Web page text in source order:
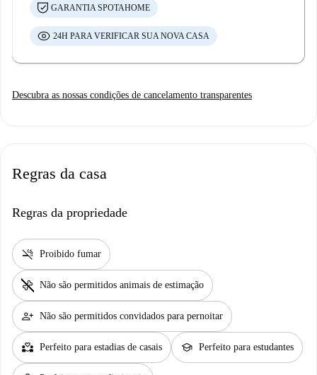
GARANTIA SPOTAHOME
24H PARA VERIFICAR SUA NOVA CASA
Descubra as nossas condições de cancelamento transparentes
Regras da casa
Regras da propriedade
smoke_free Proibido fumar
pet_supplies Não são permitidos animais de estimação
person_add Não são permitidos convidados para pernoitar
partner_heart Perfeito para estadias de casais school Perfeito para estudantes